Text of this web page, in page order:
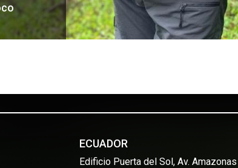
ECUADOR
Edificio Puerta del Sol, Av.